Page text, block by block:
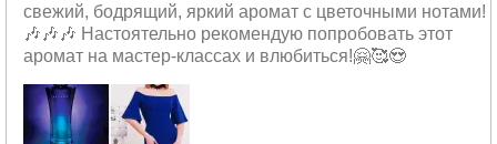
свежий, бодрящий, яркий аромат с цветочными нотами!
🎶🎶🎶 Настоятельно рекомендую попробовать этот
аромат на мастер-классах и влюбиться!🤗🥰😍